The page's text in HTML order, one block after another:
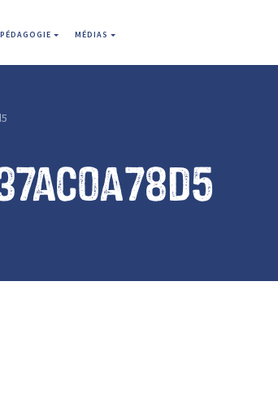
PÉDAGOGIE MÉDIAS